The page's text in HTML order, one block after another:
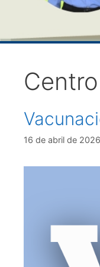
16 de abril de 2026